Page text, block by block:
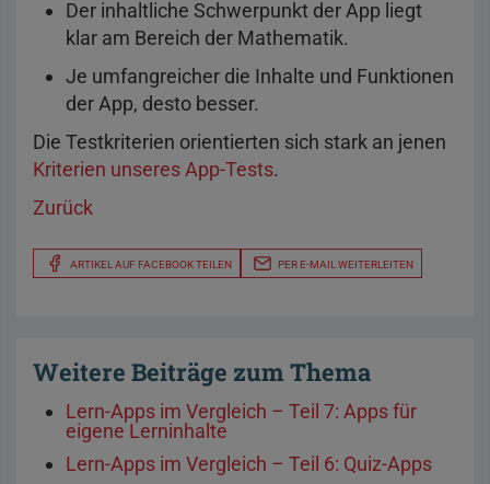
Der inhaltliche Schwerpunkt der App liegt
klar am Bereich der Mathematik.
Je umfangreicher die Inhalte und Funktionen
der App, desto besser.
Die Testkriterien orientierten sich stark an jenen
Kriterien unseres App-Tests.
Zurück
ARTIKEL AUF FACEBOOK TEILEN PER E-MAIL WEITERLEITEN
Weitere Beiträge zum Thema
Lern-Apps im Vergleich – Teil 7: Apps für
eigene Lerninhalte
Lern-Apps im Vergleich – Teil 6: Quiz-Apps